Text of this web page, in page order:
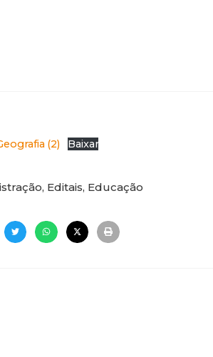
(2) Baixar
, Editais, Educação